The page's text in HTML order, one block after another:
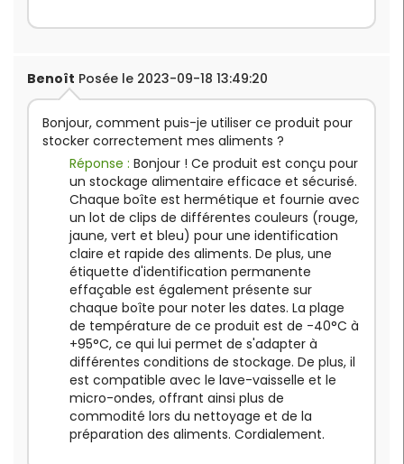
Benoît Posée le 2023-09-18 13:49:20
Bonjour, comment puis-je utiliser ce produit pour
stocker correctement mes aliments ?
Réponse : Bonjour ! Ce produit est conçu pour
un stockage alimentaire efficace et sécurisé.
Chaque boîte est hermétique et fournie avec
un lot de clips de différentes couleurs (rouge,
jaune, vert et bleu) pour une identification
claire et rapide des aliments. De plus, une
étiquette d'identification permanente
effaçable est également présente sur
chaque boîte pour noter les dates. La plage
de température de ce produit est de -40°C à
+95°C, ce qui lui permet de s'adapter à
différentes conditions de stockage. De plus, il
est compatible avec le lave-vaisselle et le
micro-ondes, offrant ainsi plus de
commodité lors du nettoyage et de la
préparation des aliments. Cordialement.